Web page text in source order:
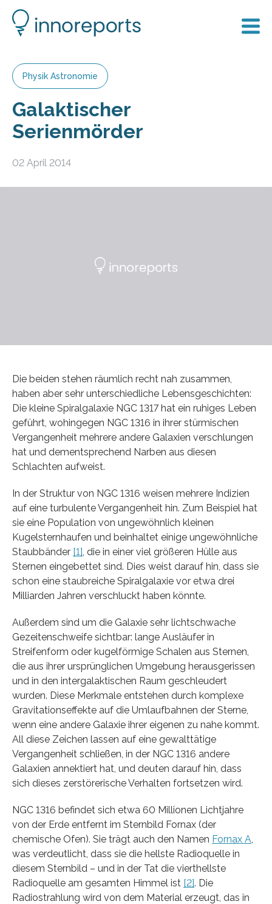
Physik Astronomie
Galaktischer
Serienmörder
02 April 2014
Die beiden stehen räumlich recht nah zusammen,
haben aber sehr unterschiedliche Lebensgeschichten:
Die kleine Spiralgalaxie NGC 1317 hat ein ruhiges Leben
geführt, wohingegen NGC 1316 in ihrer stürmischen
Vergangenheit mehrere andere Galaxien verschlungen
hat und dementsprechend Narben aus diesen
Schlachten aufweist.
In der Struktur von NGC 1316 weisen mehrere Indizien
auf eine turbulente Vergangenheit hin. Zum Beispiel hat
sie eine Population von ungewöhnlich kleinen
Kugelsternhaufen und beinhaltet einige ungewöhnliche
Staubbänder [1] , die in einer viel größeren Hülle aus
Sternen eingebettet sind. Dies weist darauf hin, dass sie
schon eine staubreiche Spiralgalaxie vor etwa drei
Milliarden Jahren verschluckt haben könnte.
Außerdem sind um die Galaxie sehr lichtschwache
Gezeitenschweife sichtbar: lange Ausläufer in
Streifenform oder kugelförmige Schalen aus Sternen,
die aus ihrer ursprünglichen Umgebung herausgerissen
und in den intergalaktischen Raum geschleudert
wurden. Diese Merkmale entstehen durch komplexe
Gravitationseffekte auf die Umlaufbahnen der Sterne,
wenn eine andere Galaxie ihrer eigenen zu nahe kommt.
All diese Zeichen lassen auf eine gewalttätige
Vergangenheit schließen, in der NGC 1316 andere
Galaxien annektiert hat, und deuten darauf hin, dass
sich dieses zerstörerische Verhalten fortsetzen wird.
NGC 1316 befindet sich etwa 60 Millionen Lichtjahre
von der Erde entfernt im Sternbild Fornax (der
chemische Ofen). Sie trägt auch den Namen Fornax A
was verdeutlicht, dass sie die hellste Radioquelle in
diesem Sternbild – und in der Tat die vierthellste
Radioquelle am gesamten Himmel ist [2]. Die
Radiostrahlung wird von dem Material erzeugt, das in